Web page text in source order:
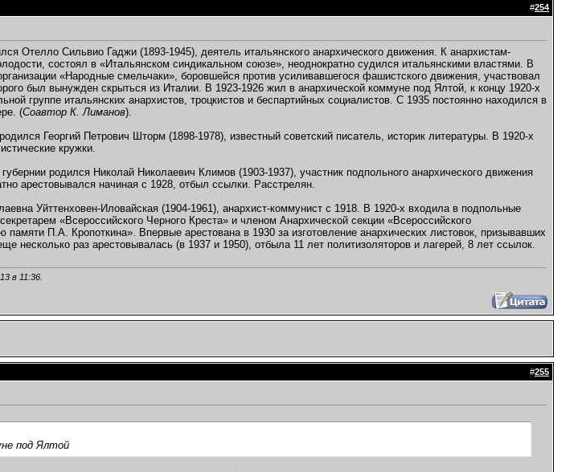
#254
Отелло Сильвио Гаджи (1893-1945), деятель итальянского анархического движения. К анархистам-
состоял в «Итальянском синдикальном союзе», неоднократно судился итальянскими властями. В
«Народные смельчаки», боровшейся против усиливавшегося фашистского движения, участвовал
был вынужден скрыться из Италии. В 1923-1926 жил в анархической коммуне под Ялтой, к концу 1920-х
группе итальянских анархистов, троцкистов и беспартийных социалистов. С 1935 постоянно находился в
(Соавтор К. Лиманов).
Георгий Петрович Шторм (1898-1978), известный советский писатель, историк литературы. В 1920-х
кружки.
родился Николай Николаевич Климов (1903-1937), участник подпольного анархического движения
арестовывался начиная с 1928, отбыл ссылки. Расстрелян.
Уйттенховен-Иловайская (1904-1961), анархист-коммунист с 1918. В 1920-х входила в подпольные
«Всероссийского Черного Креста» и членом Анархической секции «Всероссийского
памяти П.А. Кропоткина». Впервые арестована в 1930 за изготовление анархических листовок, призывавших
несколько раз арестовывалась (в 1937 и 1950), отбыла 11 лет политизоляторов и лагерей, 8 лет ссылок.
в 11:36
#255
под Ялтой